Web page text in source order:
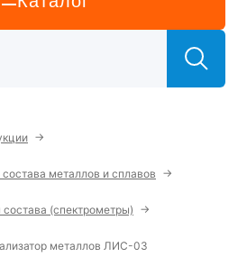
→
металлов и сплавов →
(спектрометры) →
металлов ЛИС-03